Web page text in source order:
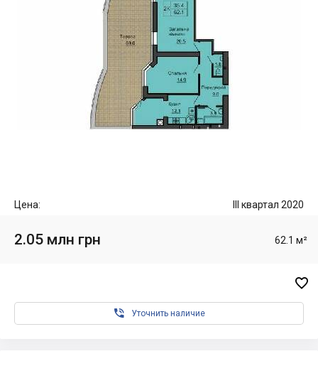
Цена: III квартал 2020
2.05 млн грн 62.1 м²

 Уточнить наличие